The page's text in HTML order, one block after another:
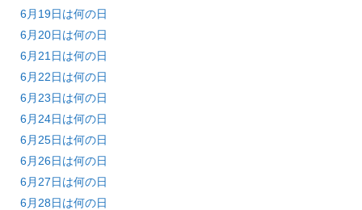
6月19日は何の日
6月20日は何の日
6月21日は何の日
6月22日は何の日
6月23日は何の日
6月24日は何の日
6月25日は何の日
6月26日は何の日
6月27日は何の日
6月28日は何の日